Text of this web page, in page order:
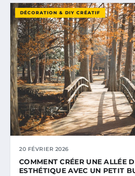
DÉCORATION & DIY CRÉATIF
20 FÉVRIER 2026
COMMENT CRÉER UNE ALLÉE
ESTHÉTIQUE AVEC UN PETIT